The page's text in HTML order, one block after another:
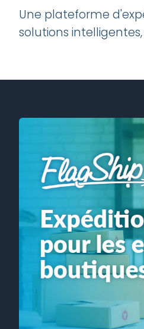
Une plateforme
solutions